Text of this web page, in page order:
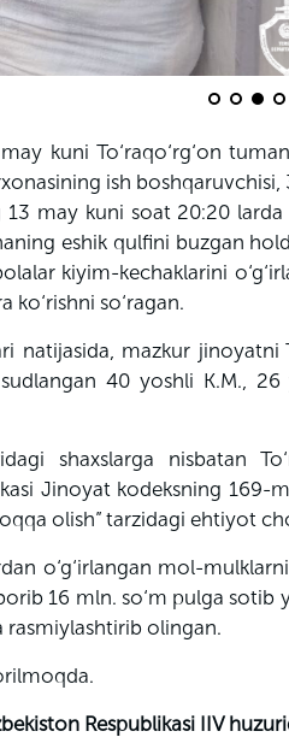
kuni To‘raqo‘rg‘on
ish
may kuni soat 20:20
eshik qulfini buzgan
kiyim-kechaklarini
ko‘rishni so‘ragan.
mazkur jinoyatni
40 yoshli K.M.,
shaxslarga nisbatan
Jinoyat kodeksning 169-
olish” tarzidagi ehtiyot
o‘g‘irlangan mol-
16 mln. so‘m pulga
rasmiylashtirib olingan.
Respublikasi IIV